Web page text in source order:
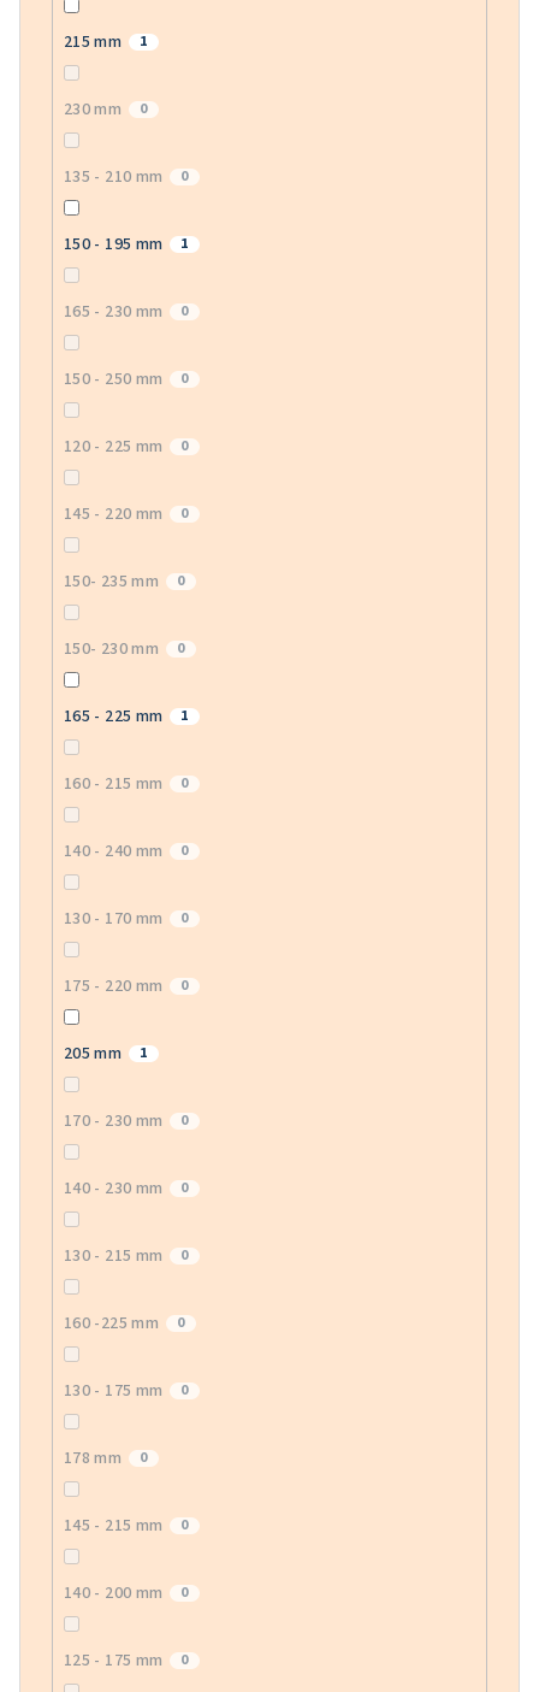
215 mm 1
230 mm 0
135 - 210 mm 0
150 - 195 mm 1
165 - 230 mm 0
150 - 250 mm 0
120 - 225 mm 0
145 - 220 mm 0
150- 235 mm 0
150- 230 mm 0
165 - 225 mm 1
160 - 215 mm 0
140 - 240 mm 0
130 - 170 mm 0
175 - 220 mm 0
205 mm 1
170 - 230 mm 0
140 - 230 mm 0
130 - 215 mm 0
160 -225 mm 0
130 - 175 mm 0
178 mm 0
145 - 215 mm 0
140 - 200 mm 0
125 - 175 mm 0